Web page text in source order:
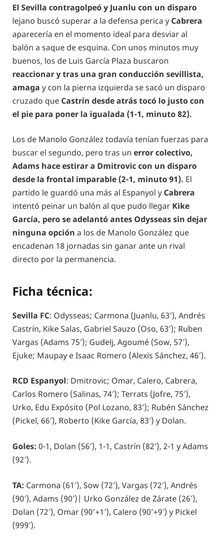
El Sevilla contragolpeó y Juanlu con un disparo
lejano buscó superar a la defensa perica y Cabrera
aparecería en el momento ideal para desviar al
balón a saque de esquina. Con unos minutos muy
buenos, los de Luis García Plaza buscaron
reaccionar y tras una gran conducción sevillista,
amaga y con la pierna izquierda se sacó un disparo
cruzado que Castrín desde atrás tocó lo justo con
el pie para poner la igualada (1-1, minuto 82).
Los de Manolo González todavía tenían fuerzas para
buscar el segundo, pero tras un error colectivo,
Adams hace estirar a Dmitrovic con un disparo
desde la frontal imparable (2-1, minuto 91). El
partido le guardó una más al Espanyol y Cabrera
intentó peinar un balón al que pudo llegar Kike
García, pero se adelantó antes Odysseas sin dejar
ninguna opción a los de Manolo González que
encadenan 18 jornadas sin ganar ante un rival
directo por la permanencia.
Ficha técnica:
Sevilla FC: Odysseas; Carmona (Juanlu, 63′), Andrés
Castrín, Kike Salas, Gabriel Sauzo (Oso, 63′); Ruben
Vargas (Adams 75′); Gudelj, Agoumé (Sow, 57′),
Ejuke; Maupay e Isaac Romero (Alexis Sánchez, 46′).
RCD Espanyol: Dmitrovic; Omar, Calero, Cabrera,
Carlos Romero (Salinas, 74′); Terrats (Jofre, 75′),
Urko, Edu Expósito (Pol Lozano, 83′); Rubén Sánchez
(Pickel, 66′), Roberto (Kike García, 83′) y Dolan.
Goles: 0-1, Dolan (56′), 1-1, Castrín (82′), 2-1 y Adams
(92′).
TA: Carmona (61′), Sow (72′), Vargas (72′), Andrés
(90′), Adams (90′)| Urko González de Zárate (26′),
Dolan (72′), Omar (90’+1′), Calero (90’+9′) y Pickel
(999′).